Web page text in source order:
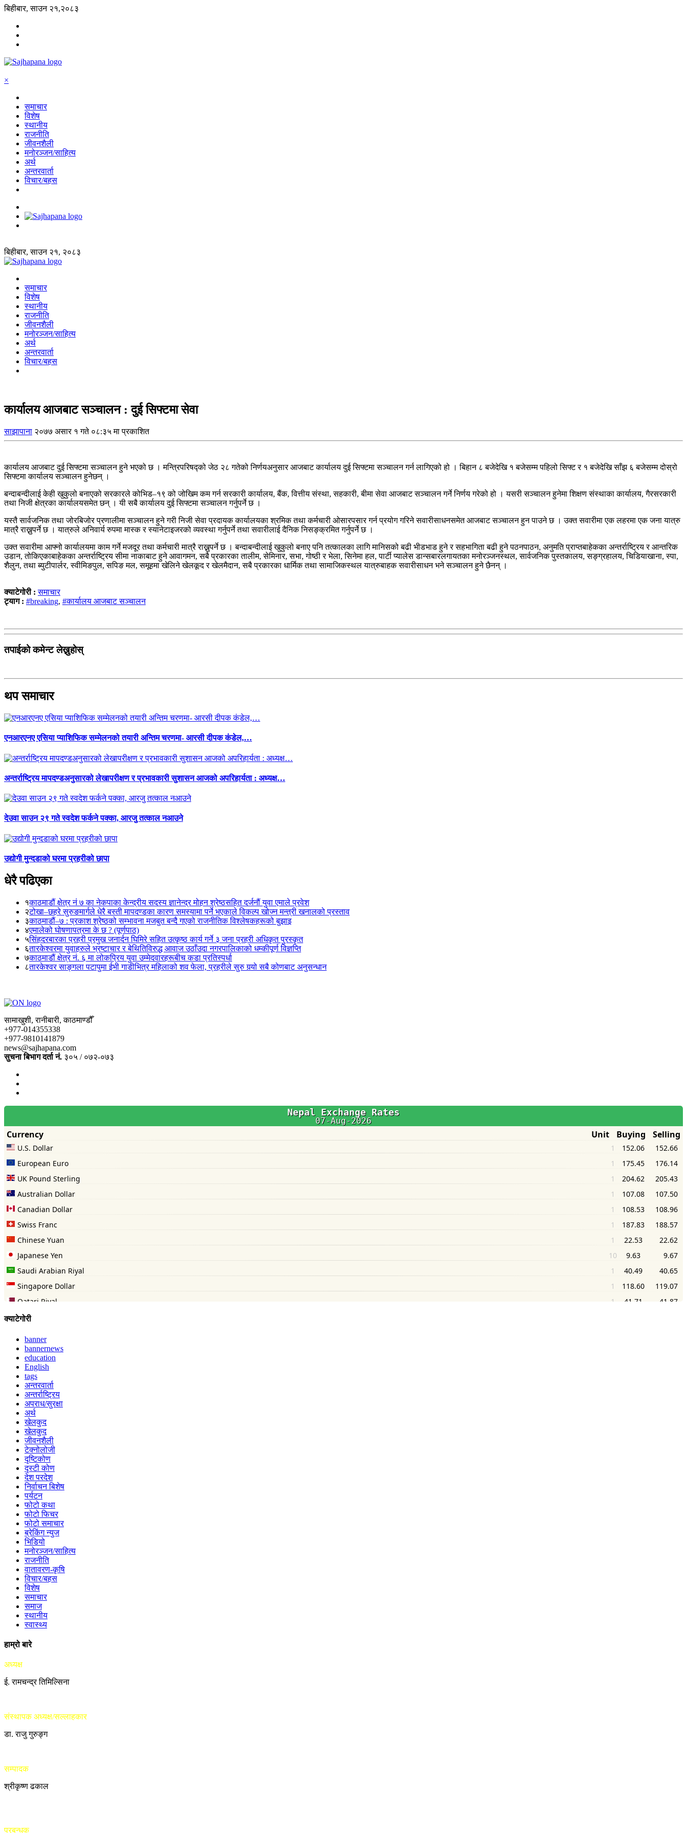
बिहीबार, साउन २१,२०८३
×
समाचार
विशेष
स्थानीय
राजनीति
जीवनशैली
मनोरञ्जन/साहित्य
अर्थ
अन्तरवार्ता
विचार/बहस
बिहीबार, साउन २१, २०८३
समाचार
विशेष
स्थानीय
राजनीति
जीवनशैली
मनोरञ्जन/साहित्य
अर्थ
अन्तरवार्ता
विचार/बहस
कार्यालय आजबाट सञ्चालन : दुई सिफ्टमा सेवा
साझापाना २०७७ असार १ गते ०८:३५ मा प्रकाशित
कार्यालय आजबाट दुई सिफ्टमा सञ्चालन हुने भएको छ । मन्त्रिपरिषद्को जेठ २८ गतेको निर्णयअनुसार आजबाट कार्यालय दुई सिफ्टमा सञ्चालन गर्न लागिएको हो । बिहान ८ बजेदेखि १ बजेसम्म पहिलो सिफ्ट र १ बजेदेखि साँझ ६ बजेसम्म दोस्रो
सिफ्टमा कार्यालय सञ्चालन हुनेछन् ।
बन्दाबन्दीलाई केही खुकुलो बनाएको सरकारले कोभिड–१९ को जोखिम कम गर्न सरकारी कार्यालय, बैंक, वित्तीय संस्था, सहकारी, बीमा सेवा आजबाट सञ्चालन गर्ने निर्णय गरेको हो । यसरी सञ्चालन हुनेमा शिक्षण संस्थाका कार्यालय, गैरसरकारी
तथा निजी क्षेत्रका कार्यालयसमेत छन् । यी सबै कार्यालय दुई सिफ्टमा सञ्चालन गर्नुपर्ने छ ।
यस्तै सार्वजनिक तथा जोरबिजोर प्रणालीमा सञ्चालन हुने गरी निजी सेवा प्रदायक कार्यालयका श्रमिक तथा कर्मचारी ओसारपसार गर्न प्रयोग गरिने सवारीसाधनसमेत आजबाट सञ्चालन हुन पाउने छ । उक्त सवारीमा एक लहरमा एक जना यात्रु
मात्रै राख्नुपर्ने छ । यात्रुले अनिवार्य रुपमा मास्क र स्यानेटाइजरको व्यवस्था गर्नुपर्ने तथा सवारीलाई दैनिक निसङ्क्रमित गर्नुपर्ने छ ।
उक्त सवारीमा आफ्नो कार्यालयमा काम गर्ने मजदूर तथा कर्मचारी मात्रै राख्नुपर्ने छ । बन्दाबन्दीलाई खुकुलो बनाए पनि तत्कालका लागि मानिसको बढी भीडभाड हुने र सहभागिता बढी हुने पठनपाठन, अनुमति प्राप्तबाहेकका अन्तर्राष्ट्रिय र आन्तरिक
उडान, तोकिएकाबाहेकका अन्तर्राष्ट्रिय सीमा नाकाबाट हुने आवागमन, सबै प्रकारका तालीम, सेमिनार, सभा, गोष्ठी र भेला, सिनेमा हल, पार्टी प्यालेस डान्सबारलगायतका मनोरञ्जनस्थल, सार्वजनिक पुस्तकालय, सङ्ग्रहालय, चिडियाखाना, स्पा,
शैलुन, तथा ब्युटीपार्लर, स्वीमिङपुल, सपिङ मल, समूहमा खेलिने खेलकूद र खेलमैदान, सबै प्रकारका धार्मिक तथा सामाजिकस्थल यात्रुबाहक सवारीसाधन भने सञ्चालन हुने छैनन् ।
क्याटेगोरी :समाचार
ट्याग : #breaking, #कार्यालय आजबाट सञ्चालन
तपाईको कमेन्ट लेख्नुहोस्
थप समाचार
एनआरएनए एसिया प्याशिफिक सम्मेलनको तयारी अन्तिम चरणमा- आरसी दीपक कंडेल,…
अन्तर्राष्ट्रिय मापदण्डअनुसारको लेखापरीक्षण र प्रभावकारी सुशासन आजको अपरिहार्यता : अध्यक्ष…
देउवा साउन २९ गते स्वदेश फर्कने पक्का, आरजु तत्काल नआउने
उद्योगी मुन्दडाको घरमा प्रहरीको छापा
धेरै पढिएका
१काठमाडौं क्षेत्र नं ७ का नेकपाका केन्द्रीय सदस्य ज्ञानेन्द्र मोहन श्रेष्ठसहित दर्जनौं युवा एमाले प्रवेश
२टोखा–छहरे सुरुङमार्गले धेरै बस्ती मापदण्डका कारण समस्यामा पर्ने भएकाले विकल्प खोज्न मन्त्री खनालको प्रस्ताव
३काठमाडौं–७ : प्रकाश श्रेष्ठको सम्भावना मजबुत बन्दै गएको राजनीतिक विश्लेषकहरूको बुझाइ
४एमालेको घोषणापत्रमा के छ ? (पूर्णपाठ)
५सिंहदरबारका प्रहरी प्रमुख जनार्दन घिमिरे सहित उत्कृष्ठ कार्य गर्ने ३ जना प्रहरी अधिकृत पुरस्कृत
६तारकेश्वरमा युवाहरुले भ्रष्टाचार र बेथितिविरुद्ध आवाज उठाँउदा नगरपालिकाको धम्कीपूर्ण विज्ञप्ति
७काठमाडौं क्षेत्र नं. ६ मा लोकप्रिय युवा उम्मेदवारहरूबीच कडा प्रतिस्पर्धा
८तारकेश्वर साङ्गला पटापुमा ईभी गाडीभित्र महिलाको शव फेला, प्रहरीले सुरु गर्‍यो सबै कोणबाट अनुसन्धान
सामाखुशी, रानीबारी, काठमाण्डौँ
+977-014355338
+977-9810141879
news@sajhapana.com
सुचना बिभाग दर्ता नं. ३०५ / ०७२-०७३
क्याटेगोरी
banner
bannernews
education
English
tags
अन्तरवार्ता
अन्तर्राष्ट्रिय
अपराध/सुरक्षा
अर्थ
खेलकुद
खेलकुद
जीवनशैली
टेक्नोलोजी
दृष्टिकोण
दृस्टी कोण
देश परदेश
निर्वाचन बिशेष
पर्यटन
फोटो कथा
फोटो फिचर
फोटो समाचार
ब्रेकिंग न्युज
भिडियो
मनोरञ्जन/साहित्य
राजनीति
वातावरण-कृषि
विचार/बहस
विशेष
समाचार
समाज
स्थानीय
स्वास्थ्य
हाम्रो बारे
अध्यक्ष
ई. रामचन्द्र तिमिल्सिना
संस्थापक अध्यक्ष/सल्लाहकार
डा. राजु गुरुङ्ग
सम्पादक
श्रीकृष्ण ढकाल
प्रबन्धक